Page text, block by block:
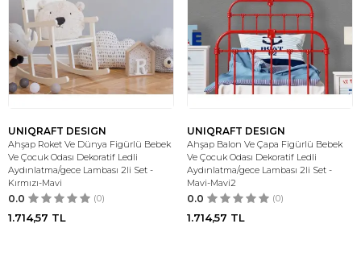
UNIQRAFT DESIGN
Ahşap Roket Ve Dünya Figürlü Bebek
Ve Çocuk Odası Dekoratif Ledli
Aydınlatma/gece Lambası 2li Set -
Kırmızı-Mavi
0.0 (0)
1.714,57 TL
UNIQRAFT DESIGN
Ahşap Balon Ve Çapa Figürlü Bebek
Ve Çocuk Odası Dekoratif Ledli
Aydınlatma/gece Lambası 2li Set -
Mavi-Mavi2
0.0 (0)
1.714,57 TL